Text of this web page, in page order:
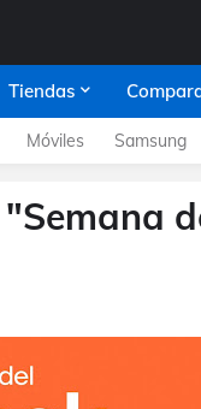
Tiendas
Móviles Samsung